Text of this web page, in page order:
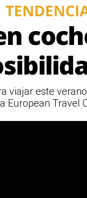
viajar este
European Travel